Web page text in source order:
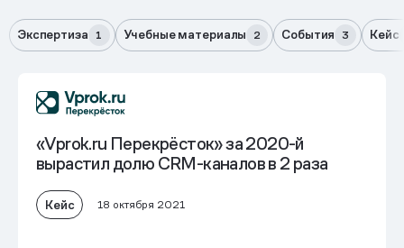
Экспертиза 1 Учебные материалы 2 События 3 Кейс
«Vprok.ru Перекрёсток» за 2020-й
вырастил долю CRM-каналов в 2 раза
Кейс 18 октября 2021